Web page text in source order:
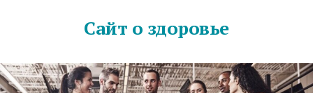
Сайт о здоровье